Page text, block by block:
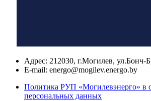
Адрес: 212030, г.Могилев, ул.Бонч-
E-mail: energo@mogilev.energo.by
Политика РУП «Могилевэнерго» в
персональных данных